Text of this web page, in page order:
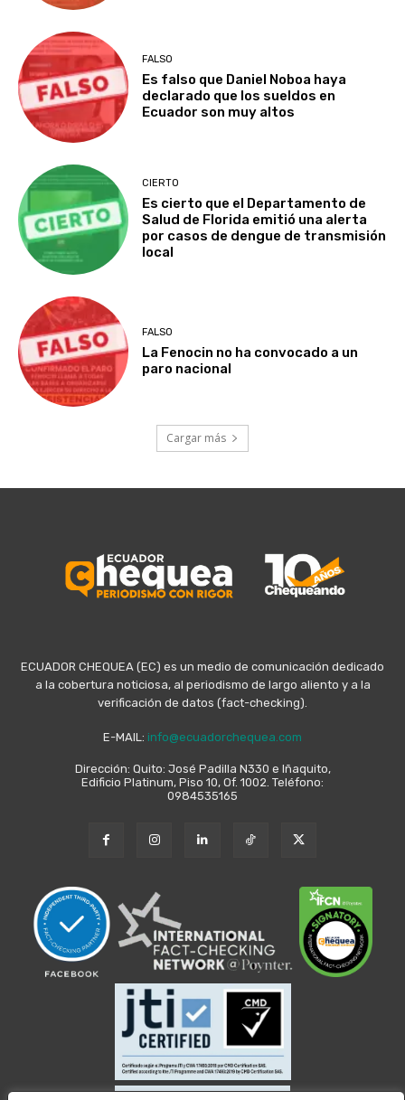
FALSO
Es falso que Daniel Noboa haya
declarado que los sueldos en
Ecuador son muy altos
CIERTO
Es cierto que el Departamento de
Salud de Florida emitió una alerta
por casos de dengue de transmisión
local
FALSO
La Fenocin no ha convocado a un
paro nacional
Cargar más
ECUADOR CHEQUEA (EC) es un medio de comunicación dedicado
a la cobertura noticiosa, al periodismo de largo aliento y a la
verificación de datos (fact-checking).
E-MAIL: info@ecuadorchequea.com
Dirección: Quito: José Padilla N330 e Iñaquito,
Edificio Platinum, Piso 10, Of. 1002. Teléfono:
0984535165